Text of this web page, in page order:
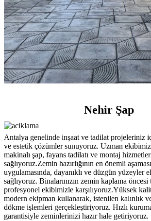
Nehir Şap
Antalya genelinde inşaat ve tadilat projeleriniz
ve estetik çözümler sunuyoruz. Uzman
makinalı şap, fayans tadilatı ve montaj
sağlıyoruz.Zemin hazırlığının en önemli
uygulamasında, dayanıklı ve düzgün yüzeyler
sağlıyoruz. Binalarınızın zemin kaplama öncesi
profesyonel ekibimizle karşılıyoruz.Yüksek
modern ekipman kullanarak, istenilen kalınlık
dökme işlemleri gerçekleştiriyoruz. Hızlı
garantisiyle zeminlerinizi hazır hale getiriyoruz.